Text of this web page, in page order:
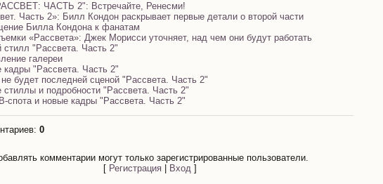
ЧАСТЬ 2": Встречайте, Ренесми!
Часть 2»: Билл Кондон раскрывает первые детали о второй части
Билла Кондона к фанатам
«Рассвета»: Джек Морисси уточняет, над чем они будут работать
стилл "Рассвета. Часть 2"
галереи
кадры "Рассвета. Часть 2"
будет последней сценой "Рассвета. Часть 2"
стиллы и подробности "Рассвета. Часть 2"
спота и новые кадры "Рассвета. Часть 2"
: 0
комментарии могут только зарегистрированные пользователи.
[ Регистрация| Вход ]